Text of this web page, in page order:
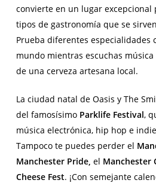
convierte en un lugar excepcional
tipos de gastronomía que se
Prueba diferentes especialidades
mundo mientras escuchas
de una cerveza artesana local.
La ciudad natal de Oasis y The
del famosísimo Parklife Festival,
música electrónica, hip hop e
Tampoco te puedes perder el
Manchester Pride, el Manchester
Cheese Fest. ¡Con semejante